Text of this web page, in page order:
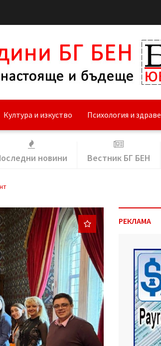
Култура и изкуство Психология и здраве
новини Вестник БГ БЕН
РЕКЛАМА